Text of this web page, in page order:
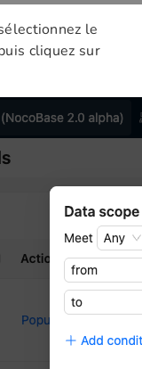
le
cliquez sur